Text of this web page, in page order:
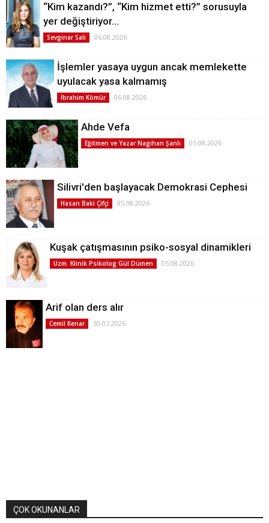
“Kim kazandı?”, “Kim hizmet etti?” sorusuyla
yer değiştiriyor…
Sevginar Sali 06.08.2026
İşlemler yasaya uygun ancak memlekette
uyulacak yasa kalmamış
İbrahim Kömür 06.08.2026
Ahde Vefa
Eğitmen ve Yazar Nagihan Şanlı 05.08.2026
Silivri'den başlayacak Demokrasi Cephesi
Hasan Baki Çifçi 05.08.2026
Kuşak çatışmasının psiko-sosyal dinamikleri
Uzm. Klinik Psikolog Gül Dümen 05.08.2026
Arif olan ders alır
Cemil Kenar 30.07.2026
ÇOK OKUNANLAR